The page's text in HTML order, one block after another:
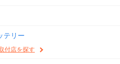
テリー
付店を探す